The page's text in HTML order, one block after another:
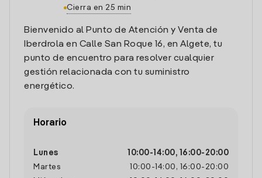
Cierra en 25 min
Bienvenido al Punto de Atención y Venta de
Iberdrola en Calle San Roque 16, en Algete, tu
punto de encuentro para resolver cualquier
gestión relacionada con tu suministro
energético.
Horario
Lunes 10:00- 14:00, 16:00- 20:00
Martes
10:00 - 14:00 , 16:00- 20:00